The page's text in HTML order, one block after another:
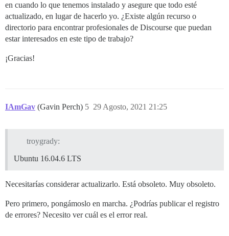
en cuando lo que tenemos instalado y asegure que todo esté
actualizado, en lugar de hacerlo yo. ¿Existe algún recurso o
directorio para encontrar profesionales de Discourse que puedan
estar interesados en este tipo de trabajo?
¡Gracias!
IAmGav (Gavin Perch) 29 Agosto, 2021 21:25
5
troygrady:
Ubuntu 16.04.6 LTS
Necesitarías considerar actualizarlo. Está obsoleto. Muy obsoleto.
Pero primero, pongámoslo en marcha. ¿Podrías publicar el registro
de errores? Necesito ver cuál es el error real.